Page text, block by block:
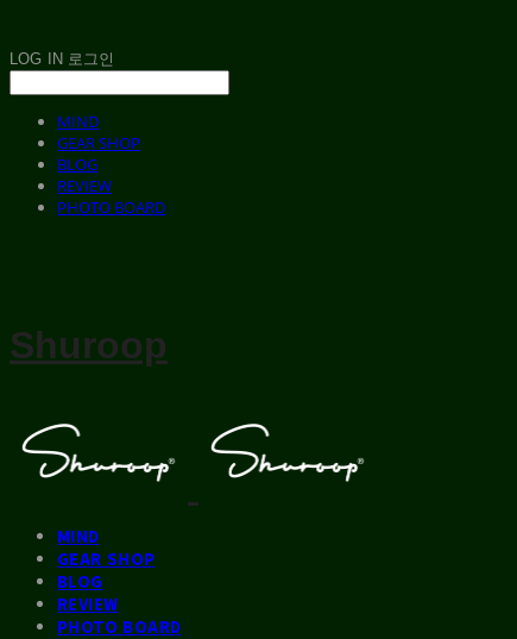
LOG IN 로그인
MIND
GEAR SHOP
BLOG
REVIEW
PHOTO BOARD
Shuroop
MIND
GEAR SHOP
BLOG
REVIEW
PHOTO BOARD